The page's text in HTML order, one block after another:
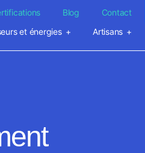
Blog
Contact
et énergies Artisans